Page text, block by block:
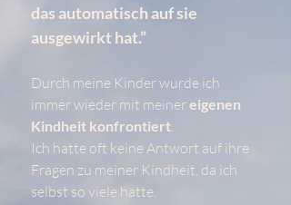
das automatisch auf sie
ausgewirkt hat.”
Durch meine Kinder wurde ich
immer wieder mit meinereigenen
Kindheit konfrontiert.
Ich hatte oft keine Antwort auf ihre
Fragen zu meiner Kindheit, da ich
selbst so viele hatte.